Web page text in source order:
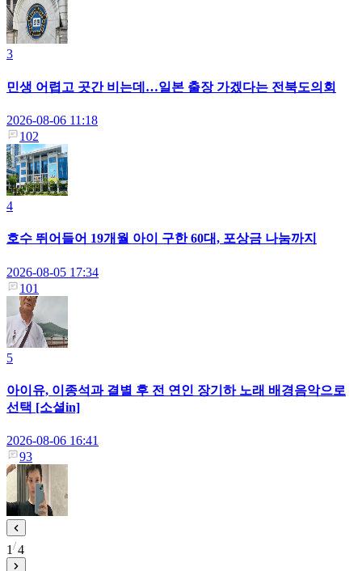
3
민생 어렵고 곳간 비는데…일본 출장 가겠다는 전북도의회
2026-08-06 11:18
102
4
호수 뛰어들어 19개월 아이 구한 60대, 포상금 나눔까지
2026-08-05 17:34
101
5
아이유, 이종석과 결별 후 전 연인 장기하 노래 배경음악으로
선택 [소셜in]
2026-08-06 16:41
93
1 4